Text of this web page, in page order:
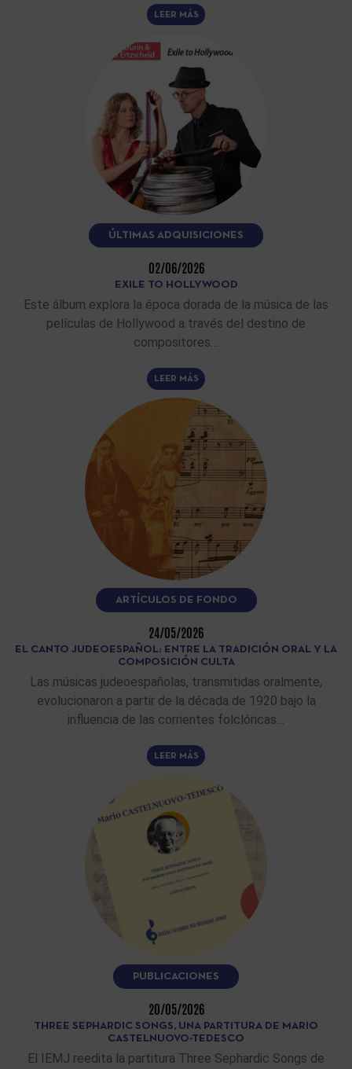
LEER MÁS
ÚLTIMAS ADQUISICIONES
02/06/2026
EXILE TO HOLLYWOOD
Este álbum explora la época dorada de la música de las
películas de Hollywood a través del destino de
compositores…
LEER MÁS
ARTÍCULOS DE FONDO
24/05/2026
EL CANTO JUDEOESPAÑOL: ENTRE LA TRADICIÓN ORAL Y LA
COMPOSICIÓN CULTA
Las músicas judeoespañolas, transmitidas oralmente,
evolucionaron a partir de la década de 1920 bajo la
influencia de las corrientes folclóricas…
LEER MÁS
PUBLICACIONES
20/05/2026
THREE SEPHARDIC SONGS, UNA PARTITURA DE MARIO
CASTELNUOVO-TEDESCO
El IEMJ reedita la partitura Three Sephardic Songs de